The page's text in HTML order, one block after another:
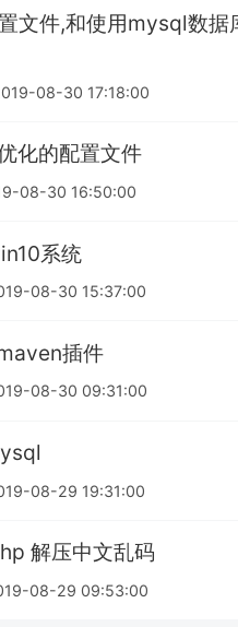
文件,和使用mysql数据
08-30 17:18:00
化的配置文件
08-30 16:50:00
系统
08-30 15:37:00
插件
08-30 09:31:00
08-29 19:31:00
解压中文乱码
08-29 09:53:00